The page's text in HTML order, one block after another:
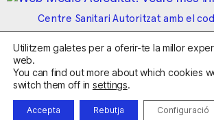
Centre Sanitari Autoritzat amb el
Avís LegalPolítica de Privacitat
Condicions Generals de
Clínica de la Ansiedad. Telèfons:
Correu:
Utilitzem galetes per a oferir-te la millor
web.
You can find out more about which cookies
switch them off in settings.
Accepta Rebutja Configuració